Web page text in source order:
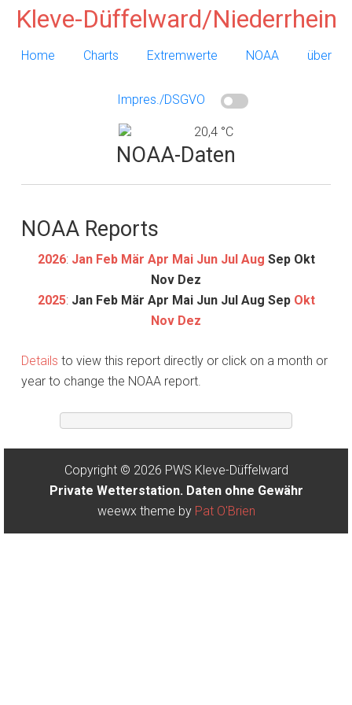
Kleve-Düffelward/Niederrhein
Home Charts Extremwerte NOAA über
Impres./DSGVO
20,4 °C
NOAA-Daten
NOAA Reports
2026: Jan Feb Mär Apr Mai Jun Jul Aug Sep Okt
Nov Dez
2025: Jan Feb Mär Apr Mai Jun Jul Aug Sep Okt
Nov Dez
Details to view this report directly or click on a month or
year to change the NOAA report.
Copyright © 2026 PWS Kleve-Düffelward
Private Wetterstation. Daten ohne Gewähr
weewx theme by Pat O'Brien